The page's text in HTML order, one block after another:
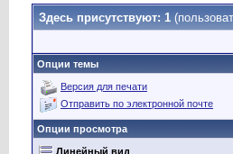
Здесь присутствуют: 1
Опции темы
Версия для печати
Отправить по электронной почте
Опции просмотра
Линейный вид